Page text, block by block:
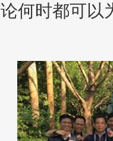
论何时都可以